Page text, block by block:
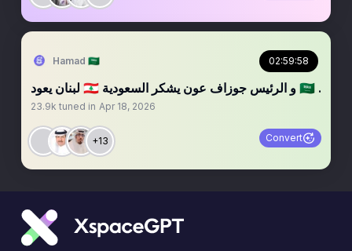
Hamad 🇸🇦 02:59:58
لبنان يعود 🇱🇧 و الرئيس جوزاف عون يشكر السعودية 🇸🇦 .
23.9k tuned in Apr 18, 2026
+13 Convert